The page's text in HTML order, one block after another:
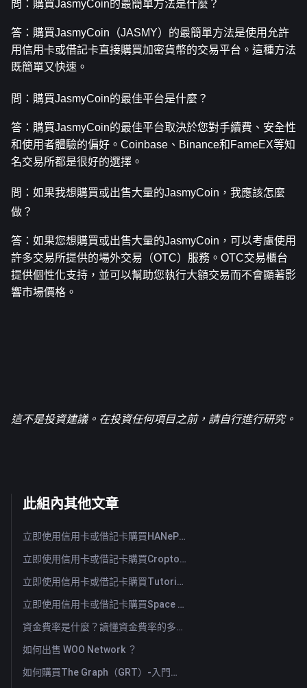
問：購買JasmyCoin的最簡單方法是什麼？
答：購買JasmyCoin（JASMY）的最簡單方法是使用允許
用信用卡或借記卡直接購買加密貨幣的交易平台。這種方法
既簡單又快速。
問：購買JasmyCoin的最佳平台是什麼？
答：購買JasmyCoin的最佳平台取決於您對手續費、安全性
和使用者體驗的偏好。Coinbase、Binance和FameEX等知
名交易所都是很好的選擇。
問：如果我想購買或出售大量的JasmyCoin，我應該怎麼
做？
答：如果您想購買或出售大量的JasmyCoin，可以考慮使用
許多交易所提供的場外交易（OTC）服務。OTC交易櫃台
提供個性化支持，並可以幫助您執行大額交易而不會顯著影
響市場價格。
這不是投資建議。在投資任何項目之前，請自行進行研究。
此組內其他文章
立即使用信用卡或借記卡購買HANePlatform (HANEP)
立即使用信用卡或借記卡購買Cropto Wheat Token (CROW)
立即使用信用卡或借記卡購買Tutorial (TUT)
立即使用信用卡或借記卡購買Space ID (ID)
資金費率是什麼？讀懂資金費率的多空訊號與常見誤用
如何出售 WOO Network ？
如何購買The Graph（GRT）-入門指南